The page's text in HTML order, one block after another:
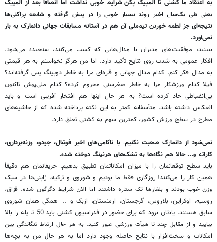
به اعتقاد ما کشتی تا المپیک پکن شرایط خوبی نداشت اما انصافاً‌ بعد از المپیک
یعنی طی یک‌سال اخیر روند بسیار خوبی را در پیش گرفته و شایعه پراکنی‌ها
نتیجه‌ای جز لطمه خوردن تیم‌ملی آن هم در آستانه مسابقات جهانی دانمارک به بار
نمی‌آورد.
ببینید، موفقیت‌های مدیران با مدال‌هایی که کسب می‌کنند، سنجیده می‌شود.
افکار عمومی به شدت روی نتایج تأکید دارد. اما من هرگز نخواستم به هر قیمتی
به مدال فکر کنم. کدام مدال جهانی و قاره‌ای مرا به خاطر دوپینگ پس گرفته‌اند؟
فیلا کدام ورزشکار مرا به خاطر صغرسنی محروم کرده؟ کدام ملی‌پوش تاکنون
بی‌انضباطی حاد کرده است؟ به هر حال اینها هم افتخار آفرینی است و باید
انعکاس داشته باشد. متأسفانه کمتر به این نکته پرداخته شده که از حاشیه‌های
مطرح در سطح ورزش کشور، کمترین سهم به کشتی تعلق دارد.
نمی‌شود از دانمارک صحبت نکنیم. با ناکامی‌های اخیر فوتبال، جودو، وزنه‌برداری،
کاراته و... حالا هم نگاه‌ها به تشک‌های هرنینگ دوخته شده.
باید سطح توقعاتمان را با میزان امکاناتمان تطبیق بدهیم. حریفانمان هم دقیقاً
همین کار را می‌کنند! روزگاری فقط ما بودیم و شوروی و ترکیه. ژاپنی‌ها در سبک
وزن خوب بودند و بلغارها تک ستاره داشتند اما الان شرایط دگرگون شده. قزاق،
روسیه، اوکراین، بلاروس، گرجستان، ارمنستان، ازبک و ... همگی همان شوروی
سابق هستند. یادتان نرود که برای حضور در فدراسیون کشتی باید 50 تا پله را بالا
بیایید و از مقابل چند تا هیأت ورزشی عبور کنید. به هر حال ارتباط تنگاتنگی بین
امکانات و سخت‌افزار با نتایج حاصله وجود دارد اما به هر حال من به بچه‌ها